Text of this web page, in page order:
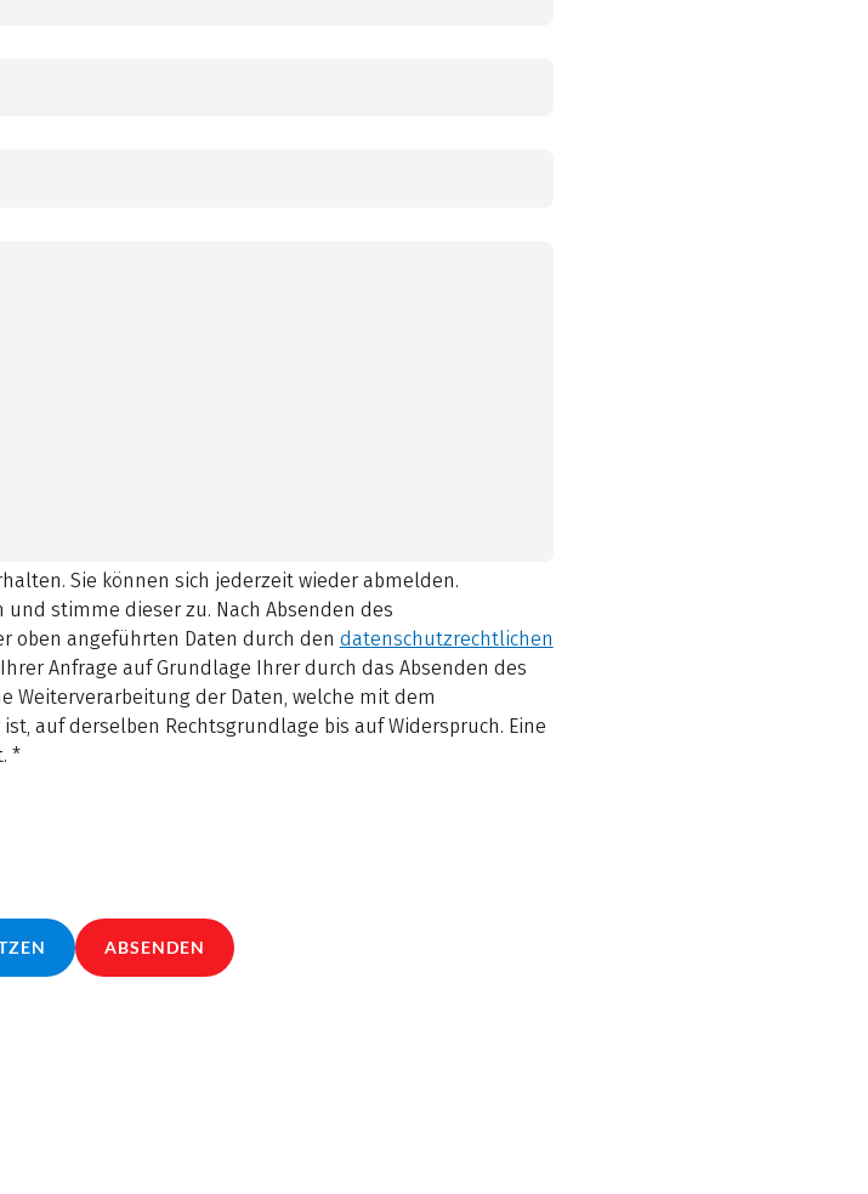
Sie können sich jederzeit wieder abmelden.
und stimme dieser zu. Nach Absenden des
oben angeführten Daten durch den datenschutzrechtlichen
Anfrage auf Grundlage Ihrer durch das Absenden des
Weiterverarbeitung der Daten, welche mit dem
auf derselben Rechtsgrundlage bis auf Widerspruch. Eine
*
ABSENDEN